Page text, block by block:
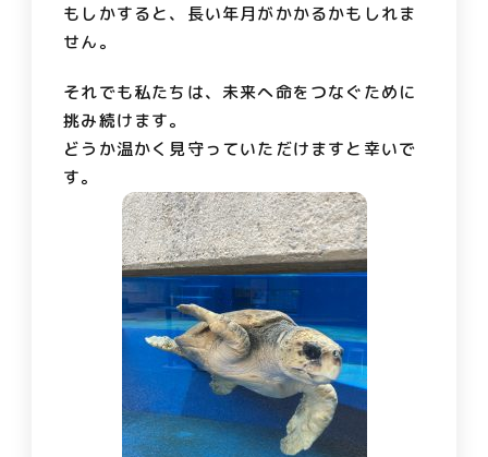
もしかすると、長い年月がかかるかもしれま
せん。
それでも私たちは、未来へ命をつなぐために
挑み続けます。
どうか温かく見守っていただけますと幸いで
す。